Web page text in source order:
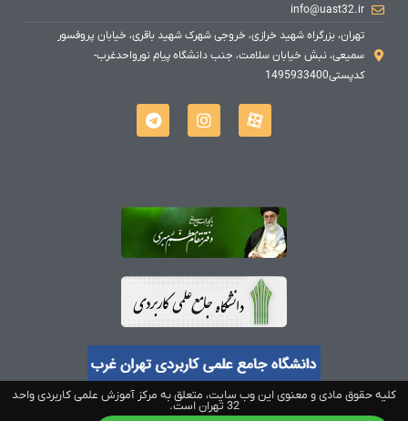
info@uast32.ir
تهران، بزرگراه شهید خرازی، خروجی شهرک شهید باقری، خیابان پروفسور
سمیعی، نبش خیابان سلامت، جنب دانشگاه پیام نورواحدغرب-
کدپستی1495933400
کلیه حقوق مادی و معنوی این وب سایت، متعلق به مرکز آموزش علمی کاربردی واحد
32 تهران است.